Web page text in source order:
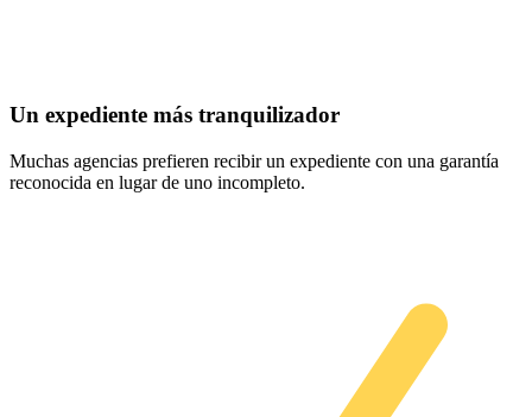
Un expediente más tranquilizador
Muchas agencias prefieren recibir un expediente con una garantía
reconocida en lugar de uno incompleto.